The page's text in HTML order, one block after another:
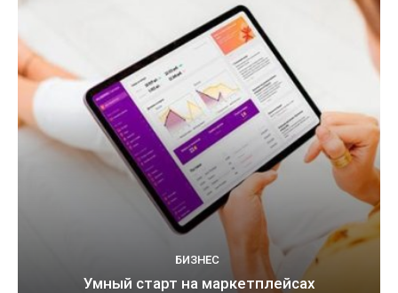
БИЗНЕС
Умный старт на маркетплейсах